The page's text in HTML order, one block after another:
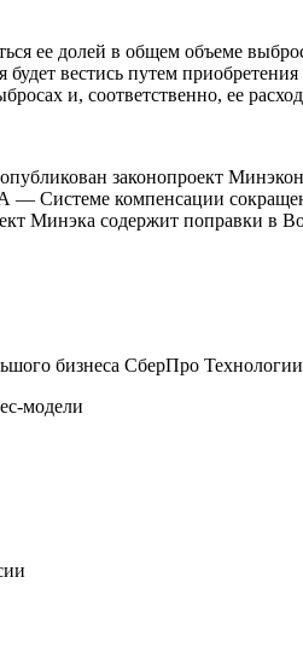
ее долей в общем объеме
вестись путем
и, соответственно, ее
законопроект
— Системе компенсации
Минэка содержит поправки
бизнеса СберПро Технологии
модели